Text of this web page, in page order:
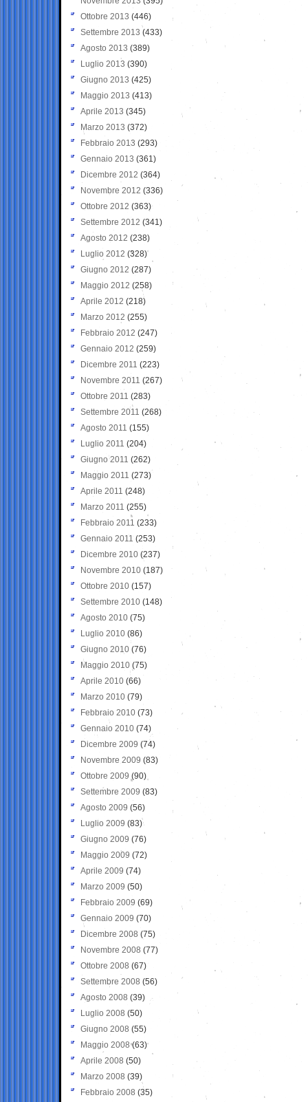
Ottobre 2013 (446)
Settembre 2013 (433)
Agosto 2013 (389)
Luglio 2013 (390)
Giugno 2013 (425)
Maggio 2013 (413)
Aprile 2013 (345)
Marzo 2013 (372)
Febbraio 2013 (293)
Gennaio 2013 (361)
Dicembre 2012 (364)
Novembre 2012 (336)
Ottobre 2012 (363)
Settembre 2012 (341)
Agosto 2012 (238)
Luglio 2012 (328)
Giugno 2012 (287)
Maggio 2012 (258)
Aprile 2012 (218)
Marzo 2012 (255)
Febbraio 2012 (247)
Gennaio 2012 (259)
Dicembre 2011 (223)
Novembre 2011 (267)
Ottobre 2011 (283)
Settembre 2011 (268)
Agosto 2011 (155)
Luglio 2011 (204)
Giugno 2011 (262)
Maggio 2011 (273)
Aprile 2011 (248)
Marzo 2011 (255)
Febbraio 2011 (233)
Gennaio 2011 (253)
Dicembre 2010 (237)
Novembre 2010 (187)
Ottobre 2010 (157)
Settembre 2010 (148)
Agosto 2010 (75)
Luglio 2010 (86)
Giugno 2010 (76)
Maggio 2010 (75)
Aprile 2010 (66)
Marzo 2010 (79)
Febbraio 2010 (73)
Gennaio 2010 (74)
Dicembre 2009 (74)
Novembre 2009 (83)
Ottobre 2009 (90)
Settembre 2009 (83)
Agosto 2009 (56)
Luglio 2009 (83)
Giugno 2009 (76)
Maggio 2009 (72)
Aprile 2009 (74)
Marzo 2009 (50)
Febbraio 2009 (69)
Gennaio 2009 (70)
Dicembre 2008 (75)
Novembre 2008 (77)
Ottobre 2008 (67)
Settembre 2008 (56)
Agosto 2008 (39)
Luglio 2008 (50)
Giugno 2008 (55)
Maggio 2008(63)
Aprile 2008 (50)
Marzo 2008 (39)
Febbraio 2008 (35)